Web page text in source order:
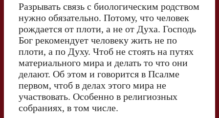
Разрывать связь с биологическим родством
нужно обязательно. Потому, что человек
рождается от плоти, а не от Духа. Господь
Бог рекомендует человеку жить не по
плоти, а по Духу. Чтоб не стоять на путях
материального мира и делать то что они
делают. Об этом и говорится в Псалме
первом, чтоб в делах этого мира не
участвовать. Особенно в религиозных
собраниях, в том числе.